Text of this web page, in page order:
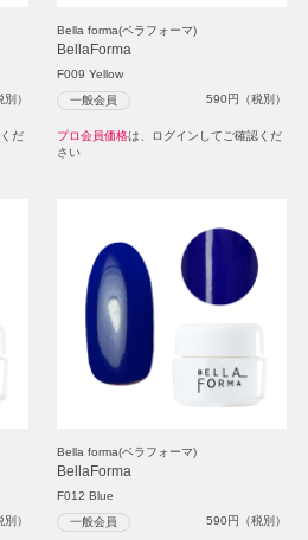
）
だ
Bella forma(ベラフォーマ)
BellaForma
F009 Yellow
一般会員 590円（税別）
プロ会員価格は、ログインしてご確認くだ
さい
）
Bella forma(ベラフォーマ)
BellaForma
F012 Blue
一般会員 590円（税別）